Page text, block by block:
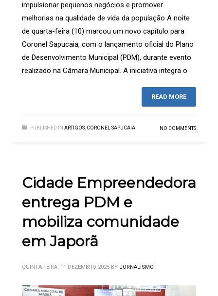
impulsionar pequenos negócios e promover
melhorias na qualidade de vida da população A noite
de quarta-feira (10) marcou um novo capítulo para
Coronel Sapucaia, com o lançamento oficial do Plano
de Desenvolvimento Municipal (PDM), durante evento
realizado na Câmara Municipal. A iniciativa integra o
READ MORE
PUBLISHED IN ARTIGOS, CORONEL SAPUCAIA NO COMMENTS
Cidade Empreendedora
entrega PDM e
mobiliza comunidade
em Japorã
QUINTA-FEIRA, 11 DEZEMBRO 2025 BY JORNALISMO